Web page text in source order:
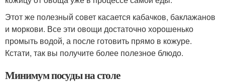
Этот же полезный совет касается кабачков, баклажанов
и моркови. Все эти овощи достаточно хорошенько
промыть водой, а после готовить прямо в кожуре.
Кстати, так вы получите более полезное блюдо.
Минимум посуды на столе